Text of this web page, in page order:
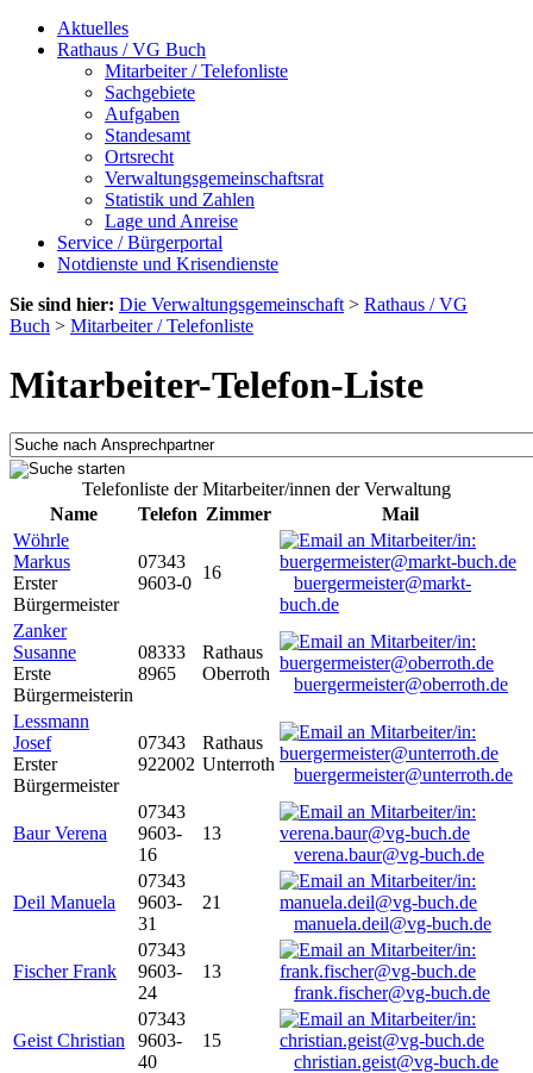
Aktuelles
Rathaus / VG Buch
Mitarbeiter / Telefonliste
Sachgebiete
Aufgaben
Standesamt
Ortsrecht
Verwaltungsgemeinschaftsrat
Statistik und Zahlen
Lage und Anreise
Service / Bürgerportal
Notdienste und Krisendienste
Sie sind hier: Die Verwaltungsgemeinschaft > Rathaus / VG
Buch > Mitarbeiter / Telefonliste
Mitarbeiter-Telefon-Liste
Telefonliste der Mitarbeiter/innen der Verwaltung
Name
Telefon Zimmer
Mail
Wöhrle
Markus
Erster
Bürgermeister
07343
9603-0
16
buergermeister@markt-
buch.de
Zanker
Susanne
Erste
Bürgermeisterin
08333
8965
Rathaus
Oberroth
buergermeister@oberroth.de
Lessmann
Josef
Erster
Bürgermeister
07343
922002
Rathaus
Unterroth
buergermeister@unterroth.de
Baur Verena
07343
9603-
16
13
verena.baur@vg-buch.de
Deil Manuela
07343
9603-
31
21
manuela.deil@vg-buch.de
Fischer Frank
07343
9603-
24
13
frank.fischer@vg-buch.de
Geist Christian
07343
9603-
40
15
christian.geist@vg-buch.de